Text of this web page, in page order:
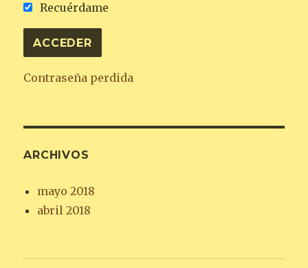
Recuérdame
Contraseña perdida
ARCHIVOS
mayo 2018
abril 2018